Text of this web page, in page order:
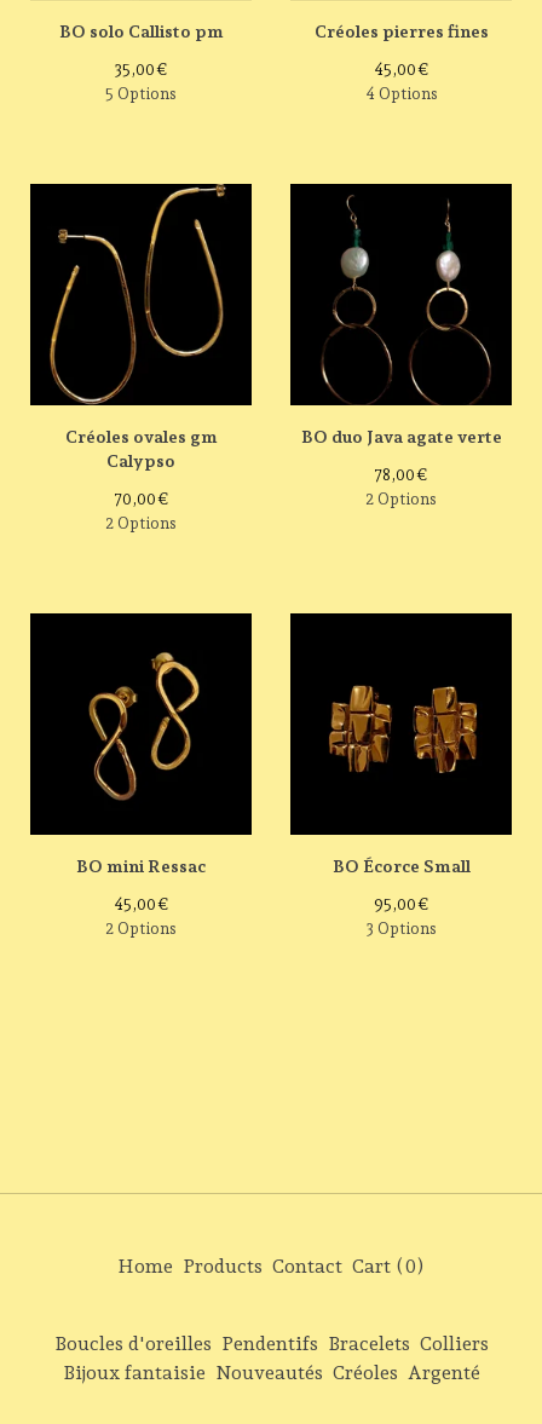
BO solo Callisto pm
35,00€
5 Options
Créoles pierres fines
45,00€
4 Options
Créoles ovales gm
Calypso
70,00€
2 Options
BO duo Java agate verte
78,00€
2 Options
BO mini Ressac
45,00€
2 Options
BO Écorce Small
95,00€
3 Options
Home Products Contact Cart (0)
Boucles d'oreilles Pendentifs Bracelets Colliers
Bijoux fantaisie Nouveautés Créoles Argenté